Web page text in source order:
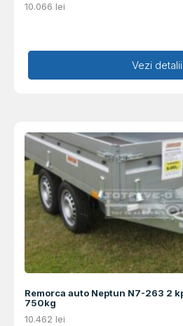
10.066 lei
Adaugă în
Vezi detalii
Remorca auto Neptun N7-263 2
750kg
10.462 lei